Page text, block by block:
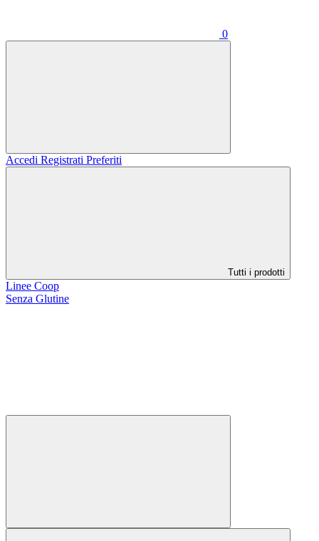
0
Accedi Registrati Preferiti
Tutti i prodotti
Linee Coop
Senza Glutine